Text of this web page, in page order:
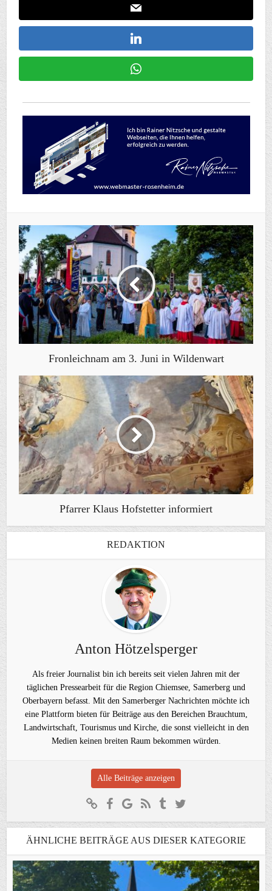
Fronleichnam am 3. Juni in Wildenwart
Pfarrer Klaus Hofstetter informiert
REDAKTION
Anton Hötzelsperger
Als freier Journalist bin ich bereits seit vielen Jahren mit der
täglichen Pressearbeit für die Region Chiemsee, Samerberg und
Oberbayern befasst. Mit den Samerberger Nachrichten möchte ich
eine Plattform bieten für Beiträge aus den Bereichen Brauchtum,
Landwirtschaft, Tourismus und Kirche, die sonst vielleicht in den
Medien keinen breiten Raum bekommen würden.
Alle Beiträge anzeigen
ÄHNLICHE BEITRÄGE AUS DIESER KATEGORIE